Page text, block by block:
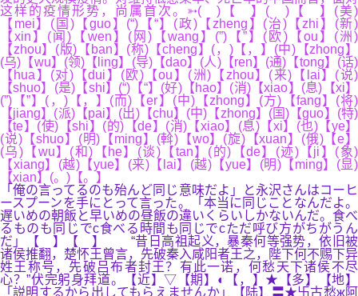
这样的疫情形势，尚属首次。➳( )【 】( )【 】(美)
【mei】(国)【guo】(“)【“】(政)【zheng】(治)【zhi】(新)
【xin】(闻)【wen】(网)【wang】(”)【”】(欧)【ou】(洲)
【zhou】(版)【ban】(称)【cheng】(，)【，】(中)【zhong】
(乌)【wu】(领)【ling】(导)【dao】(人)【ren】(通)【tong】(话)
【hua】(对)【dui】(欧)【ou】(洲)【zhou】(来)【lai】(说)
【shuo】(是)【shi】(“)【“】(好)【hao】(消)【xiao】(息)【xi】
(”)【”】(，)【，】(而)【er】(中)【zhong】(方)【fang】(将)
【jiang】(派)【pai】(出)【chu】(中)【zhong】(国)【guo】(特)
【te】(使)【shi】(的)【de】(消)【xiao】(息)【xi】(也)【ye】
(说)【shuo】(明)【ming】(斡)【wo】(旋)【xuan】(俄)【e】
(乌)【wu】(和)【he】(谈)【tan】(的)【de】(迹)【ji】(象)
【xiang】(越)【yue】(来)【lai】(越)【yue】(明)【ming】(显)
【xian】(。)【。】
「俺の言ってるのも殆んど同じ意味だよ」と永沢さんはコーヒ
ースプーンを手にとって言った。「本当に同じことなんだよ。
遅いめの朝飯と早いめの昼飯の違いくらいしかないんだ。食べ
るものも同じでc食べる時間も同じでcただ呼び方がちがうん
だ」【 】【 】 “昔日高祖起义，暴秦何等强势，依旧被
诸侯推翻，楚怀王曾言，先破秦入咸阳者王之，陛下何不赐下异
姓王称号，先破吕布者封王？有此一诺，何愁天下诸侯不尽
心？”伏完躬身拜道。【近】▽【期】◐【，】★【多】【地】
「説明するから出してもらえませんか」【陆】〓★卐古愁ж阿